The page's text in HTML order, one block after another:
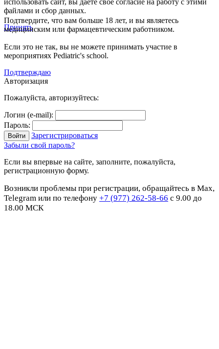
файлами и сбор данных.
Принять
Подтвердите, что вам больше 18 лет, и вы являетесь
медицинским или фармацевтическим работником.
Если это не так, вы не можете принимать участие в
мероприятиях Pediatric's school.
Подтверждаю
Авторизация
Пожалуйста, авторизуйтесь:
Логин (e-mail):
Пароль:
Зарегистрироваться
Забыли свой пароль?
Если вы впервые на сайте, заполните, пожалуйста,
регистрационную форму.
Возникли проблемы при регистрации, обращайтесь в Max,
Telegram или по телефону +7 (977) 262-58-66 с 9.00 до
18.00 МСК